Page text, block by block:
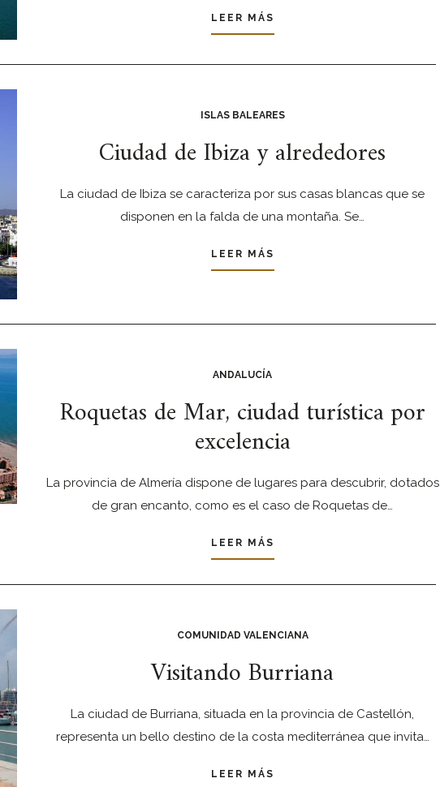
LEER MÁS
ISLAS BALEARES
Ciudad de Ibiza y alrededores
La ciudad de Ibiza se caracteriza por sus casas blancas que se
disponen en la falda de una montaña. Se…
LEER MÁS
ANDALUCÍA
Roquetas de Mar, ciudad turística por
excelencia
La provincia de Almería dispone de lugares para descubrir, dotados
de gran encanto, como es el caso de Roquetas de…
LEER MÁS
COMUNIDAD VALENCIANA
Visitando Burriana
La ciudad de Burriana, situada en la provincia de Castellón,
representa un bello destino de la costa mediterránea que invita…
LEER MÁS